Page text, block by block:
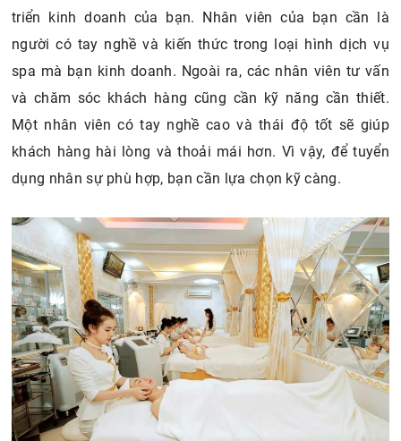
triển kinh doanh của bạn. Nhân viên của bạn cần là
người có tay nghề và kiến thức trong loại hình dịch vụ
spa mà bạn kinh doanh. Ngoài ra, các nhân viên tư vấn
và chăm sóc khách hàng cũng cần kỹ năng cần thiết.
Một nhân viên có tay nghề cao và thái độ tốt sẽ giúp
khách hàng hài lòng và thoải mái hơn. Vì vậy, để tuyển
dụng nhân sự phù hợp, bạn cần lựa chọn kỹ càng.